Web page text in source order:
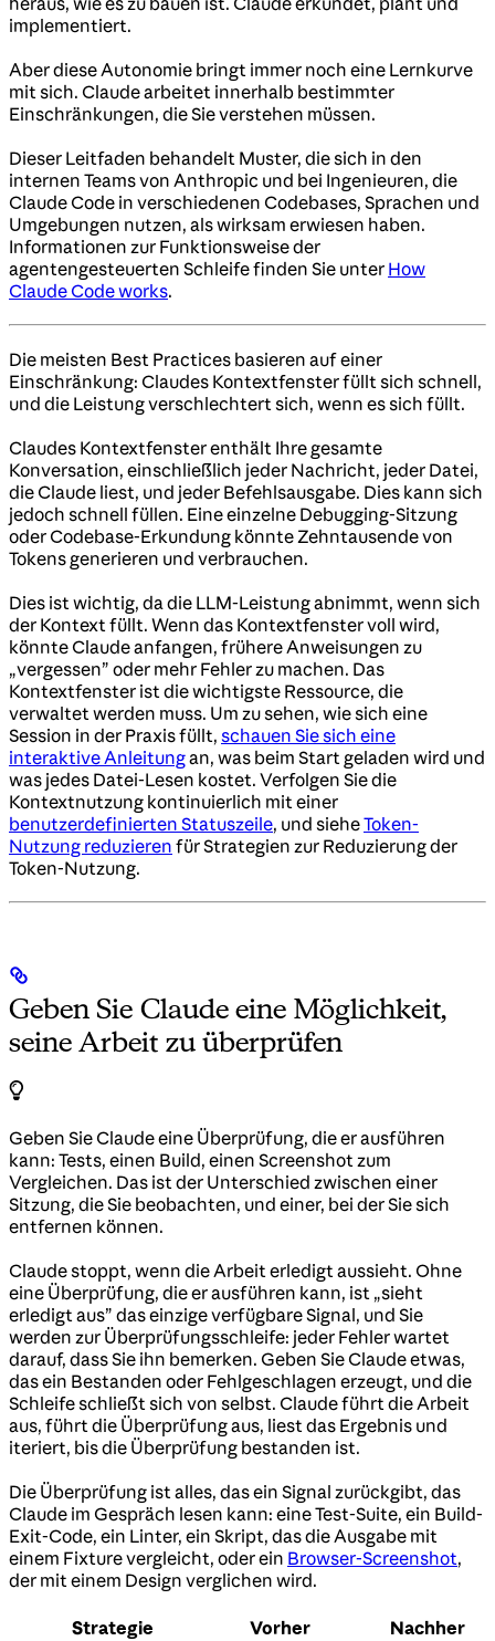
implementiert.
Aber diese Autonomie bringt immer noch eine Lernkurve
mit sich. Claude arbeitet innerhalb bestimmter
Einschränkungen, die Sie verstehen müssen.
Dieser Leitfaden behandelt Muster, die sich in den
internen Teams von Anthropic und bei Ingenieuren, die
Claude Code in verschiedenen Codebases, Sprachen und
Umgebungen nutzen, als wirksam erwiesen haben.
Informationen zur Funktionsweise der
agentengesteuerten Schleife finden Sie unter How
Claude Code works.
Die meisten Best Practices basieren auf einer
Einschränkung: Claudes Kontextfenster füllt sich schnell,
und die Leistung verschlechtert sich, wenn es sich füllt.
Claudes Kontextfenster enthält Ihre gesamte
Konversation, einschließlich jeder Nachricht, jeder Datei,
die Claude liest, und jeder Befehlsausgabe. Dies kann sich
jedoch schnell füllen. Eine einzelne Debugging-Sitzung
oder Codebase-Erkundung könnte Zehntausende von
Tokens generieren und verbrauchen.
Dies ist wichtig, da die LLM-Leistung abnimmt, wenn sich
der Kontext füllt. Wenn das Kontextfenster voll wird,
könnte Claude anfangen, frühere Anweisungen zu
„vergessen” oder mehr Fehler zu machen. Das
Kontextfenster ist die wichtigste Ressource, die
verwaltet werden muss. Um zu sehen, wie sich eine
Session in der Praxis füllt, schauen Sie sich eine
interaktive Anleitungan, was beim Start geladen wird und
was jedes Datei-Lesen kostet. Verfolgen Sie die
Kontextnutzung kontinuierlich mit einer
benutzerdefinierten Statuszeile, und sieheToken-
Nutzung reduzieren für Strategien zur Reduzierung der
Token-Nutzung.
Geben Sie Claude eine Möglichkeit,
seine Arbeit zu überprüfen
Geben Sie Claude eine Überprüfung, die er ausführen
kann: Tests, einen Build, einen Screenshot zum
Vergleichen. Das ist der Unterschied zwischen einer
Sitzung, die Sie beobachten, und einer, bei der Sie sich
entfernen können.
Claude stoppt, wenn die Arbeit erledigt aussieht. Ohne
eine Überprüfung, die er ausführen kann, ist „sieht
erledigt aus” das einzige verfügbare Signal, und Sie
werden zur Überprüfungsschleife: jeder Fehler wartet
darauf, dass Sie ihn bemerken. Geben Sie Claude etwas,
das ein Bestanden oder Fehlgeschlagen erzeugt, und die
Schleife schließt sich von selbst. Claude führt die Arbeit
aus, führt die Überprüfung aus, liest das Ergebnis und
iteriert, bis die Überprüfung bestanden ist.
Die Überprüfung ist alles, das ein Signal zurückgibt, das
Claude im Gespräch lesen kann: eine Test-Suite, ein Build-
Exit-Code, ein Linter, ein Skript, das die Ausgabe mit
einem Fixture vergleicht, oder ein Browser-Screenshot,
der mit einem Design verglichen wird.
Strategie Vorher Nachher